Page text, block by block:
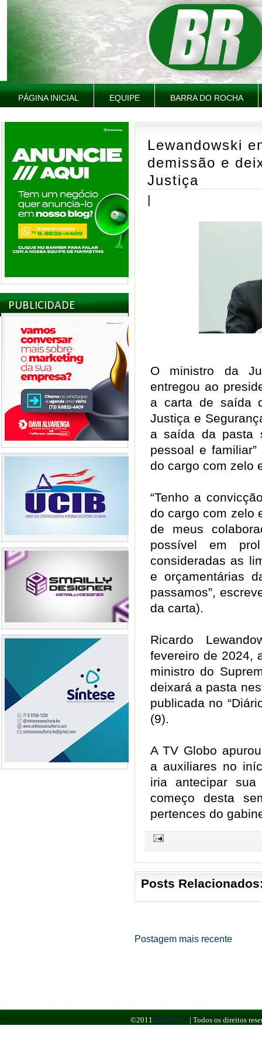
PÁGINA INICIAL EQUIPE BARRA DO ROCHA
PUBLICIDADE
Lewandowski
demissão e
Justiça
|
O ministro da
entregou ao
a carta de saída
Justiça e
a saída da pasta
pessoal e
do cargo com zelo
“Tenho a
do cargo com zelo
de meus
possível em
consideradas as
e orçamentárias
passamos”,
da carta).
Ricardo
fevereiro de 2024,
ministro do
deixará a pasta
publicada no
(9).
A TV Globo
a auxiliares no
iria antecipar
começo desta
pertences do
Posts
Postagem mais recente
©2011 BR NEWS | Todos os direitos